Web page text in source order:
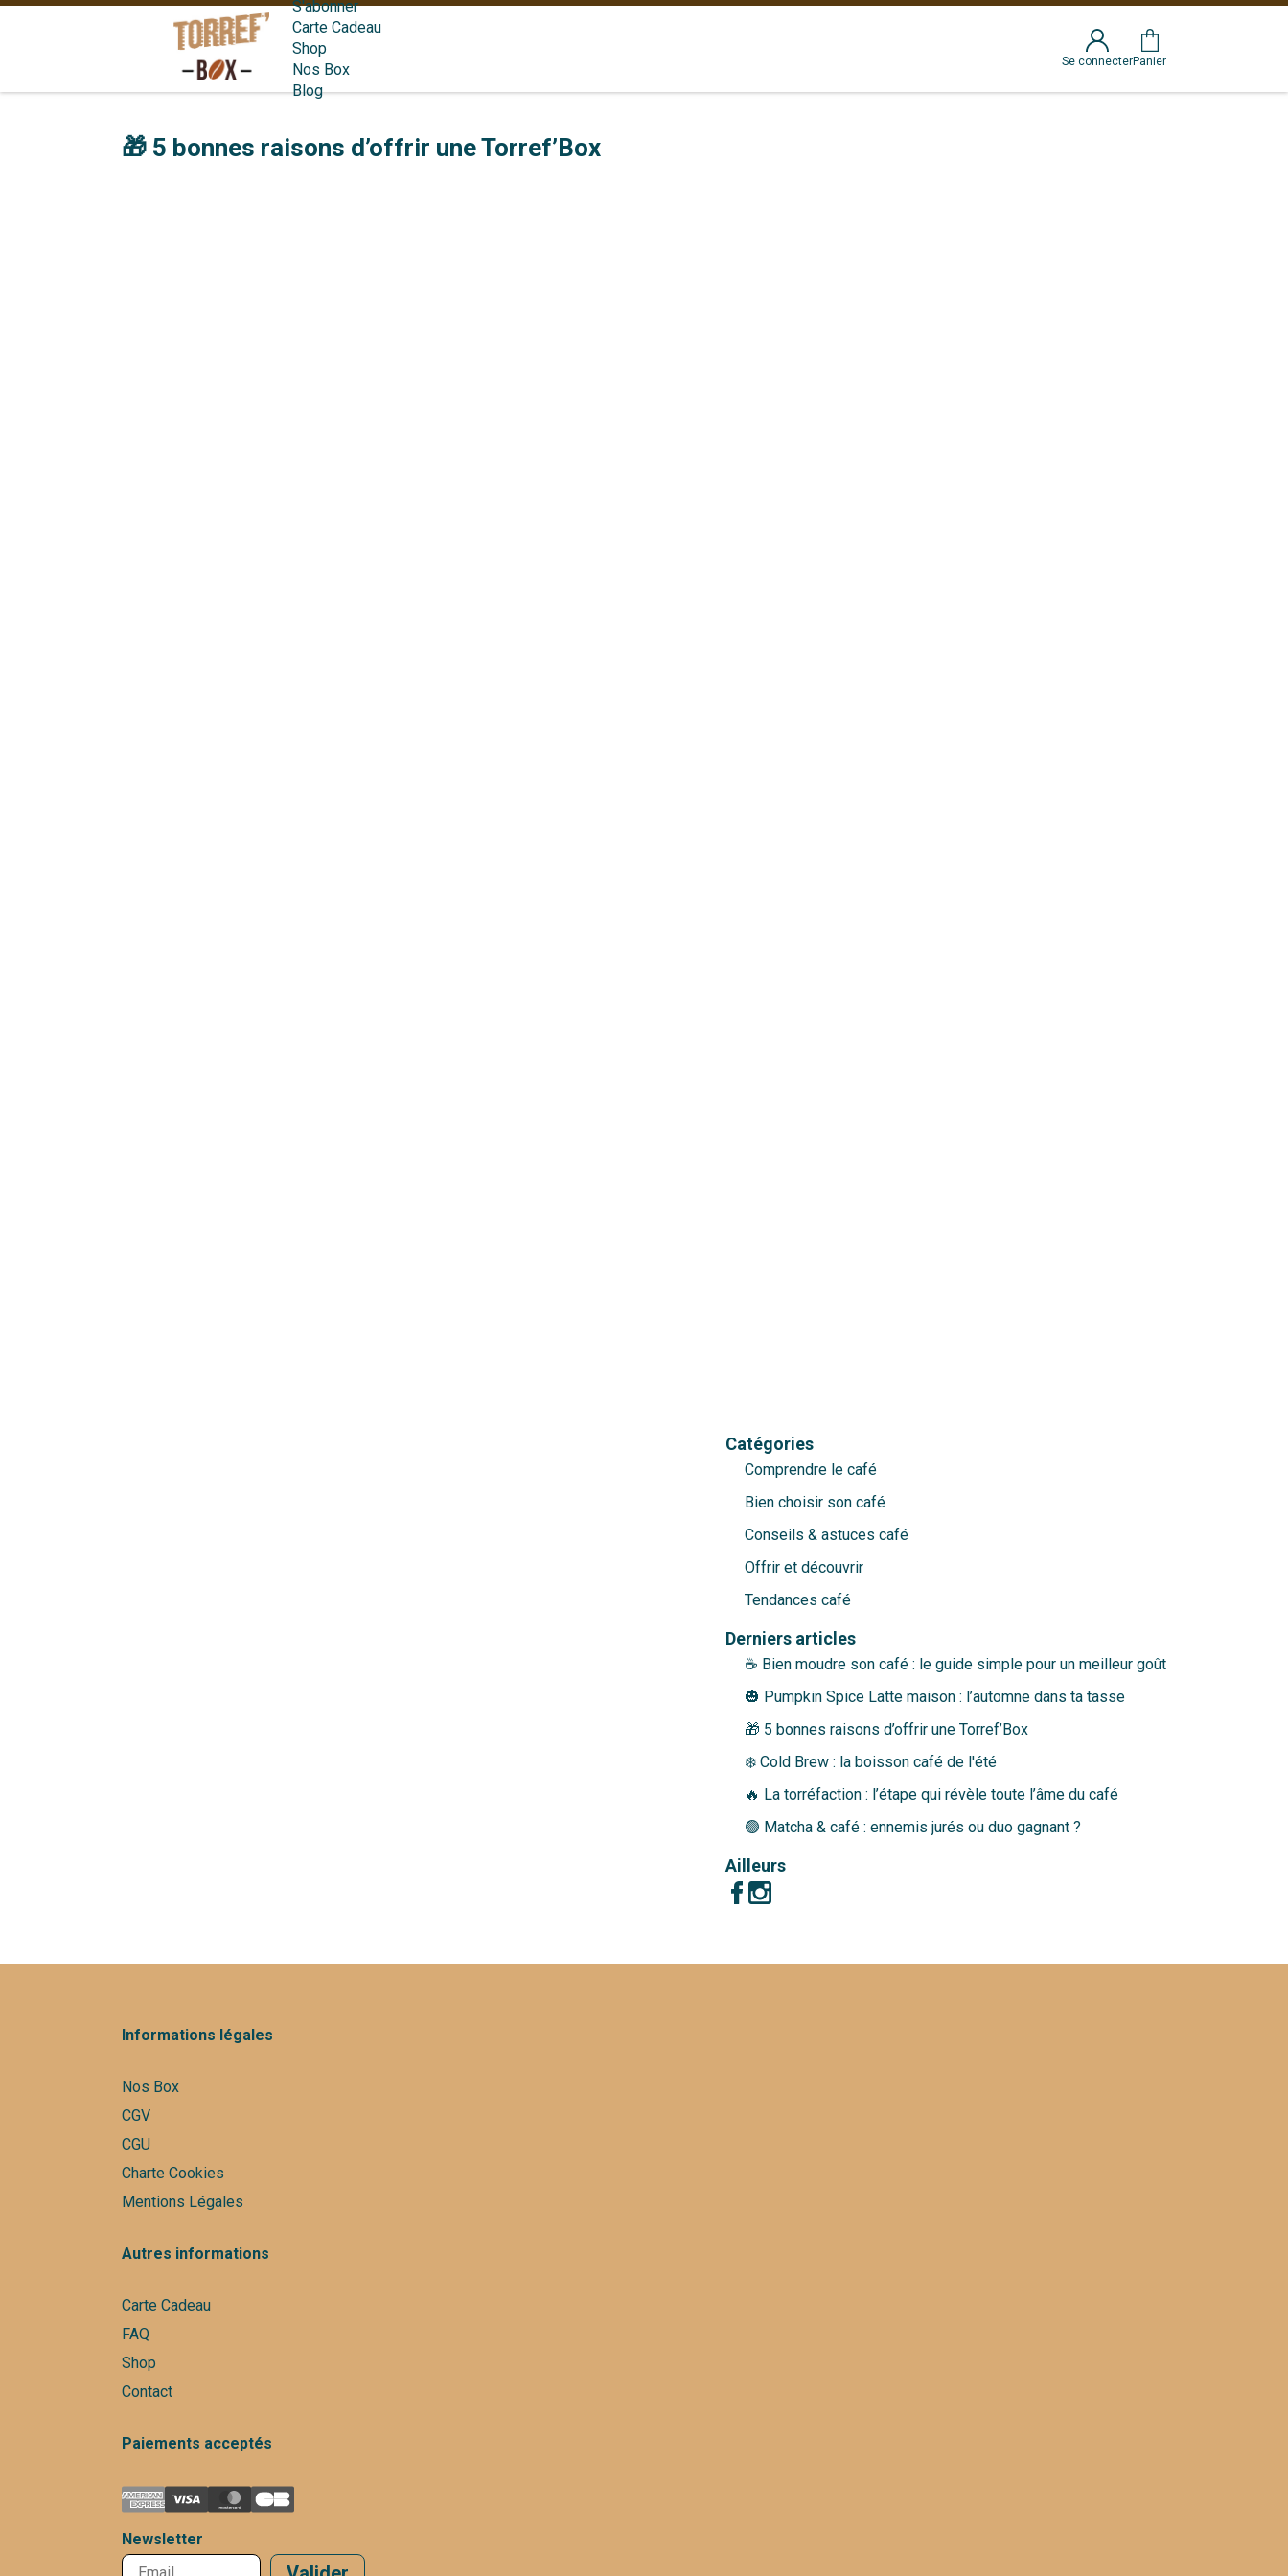
S'abonner
Carte Cadeau
Shop
Nos Box
Blog
Se connecterPanier
🎁 5 bonnes raisons d’offrir une Torref’Box
Catégories
Comprendre le café
Bien choisir son café
Conseils & astuces café
Offrir et découvrir
Tendances café
Derniers articles
☕ Bien moudre son café : le guide simple pour un meilleur goût
🎃 Pumpkin Spice Latte maison : l’automne dans ta tasse
🎁 5 bonnes raisons d’offrir une Torref’Box
❄️ Cold Brew : la boisson café de l'été
🔥 La torréfaction : l’étape qui révèle toute l’âme du café
🟢 Matcha & café : ennemis jurés ou duo gagnant ?
Ailleurs
Informations légales
Nos Box
CGV
CGU
Charte Cookies
Mentions Légales
Autres informations
Carte Cadeau
FAQ
Shop
Contact
Paiements acceptés
Newsletter